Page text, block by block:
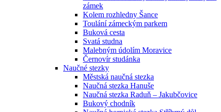
zámek
Kolem rozhledny Šance
Toulání zámeckým parkem
Buková cesta
Svatá studna
Malebným údolím Moravice
Černovír studánka
Naučné stezky
Městská naučná stezka
Naučná stezka Hanuše
Naučná stezka Raduň – Jakubčovice
Bukový chodník